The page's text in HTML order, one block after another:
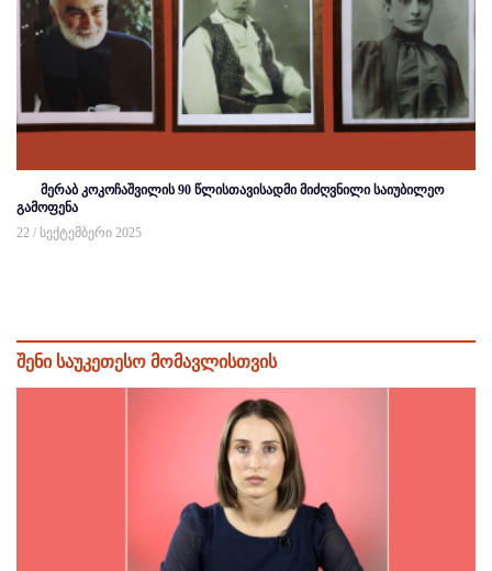
მერაბ კოკოჩაშვილის 90 წლისთავისადმი მიძღვნილი საიუბილეო
გამოფენა
22 / სექტემბერი 2025
შენი საუკეთესო მომავლისთვის